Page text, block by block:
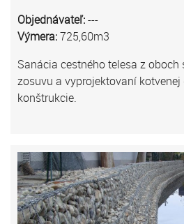
Objednávateľ:---
Výmera:725,60m3
Sanácia cestného telesa z
zosuvu a vyprojektovaní
konštrukcie.